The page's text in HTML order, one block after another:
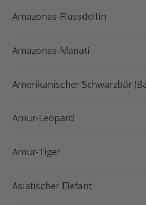
Amazonas-Flussdelfin
Amazonas-Manati
Amerikanischer Schwarzbär
Amur-Leopard
Amur-Tiger
Asiatischer Elefant